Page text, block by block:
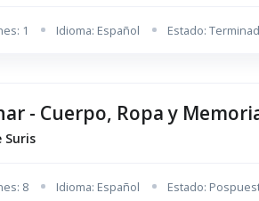
1 Idioma: Español Estado:
- Cuerpo, Ropa y
Suris
8 Idioma: Español Estado: